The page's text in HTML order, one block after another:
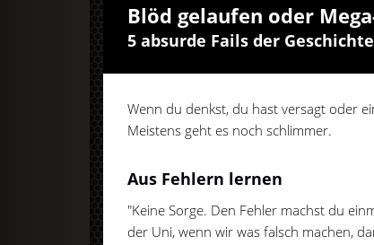
Blöd gelaufen oder
5 absurde Fails der Geschichte
Wenn du denkst, du hast versagt oder
Meistens geht es noch schlimmer.
Aus Fehlern lernen
"Keine Sorge. Den Fehler machst du
der Uni, wenn wir was falsch machen,